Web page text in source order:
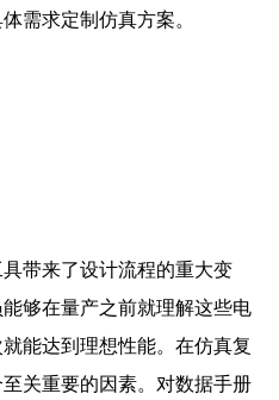
需求定制仿真方案。
带来了设计流程的重大变
够在量产之前就理解这些电
能达到理想性能。在仿真复
关重要的因素。对数据手册